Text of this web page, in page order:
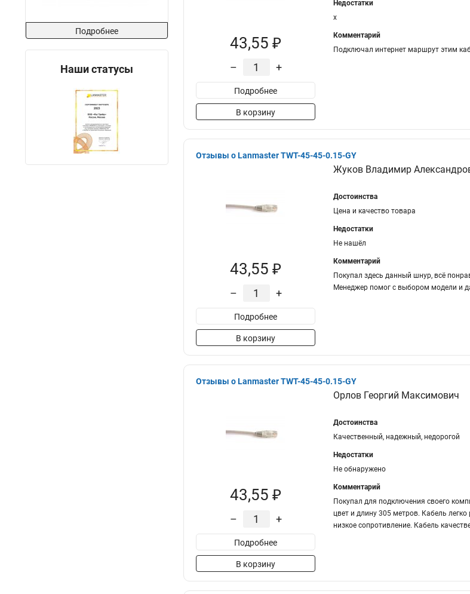
Подробнее
Наши статусы
43,55 ₽
– +
Подробнее
В корзину
Недостатки
x
Комментарий
Подключал интернет маршрут этим
Отзывы о Lanmaster TWT-45-45-0.15-GY
43,55 ₽
– +
Подробнее
В корзину
Жуков Владимир
Достоинства
Цена и качество товара
Недостатки
Не нашёл
Комментарий
Покупал здесь данный шнур, всё
Менеджер помог с выбором модели и
Отзывы о Lanmaster TWT-45-45-0.15-GY
43,55 ₽
– +
Подробнее
В корзину
Орлов Георгий Максимович
Достоинства
Качественный, надежный, недорогой
Недостатки
Не обнаружено
Комментарий
Покупал для подключения своего
цвет и длину 305 метров. Кабель
низкое сопротивление. Кабель